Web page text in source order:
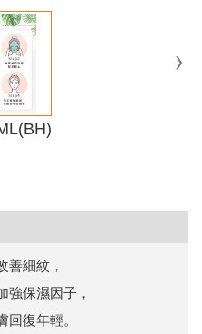
善細紋，
強保濕因子，
復年輕。